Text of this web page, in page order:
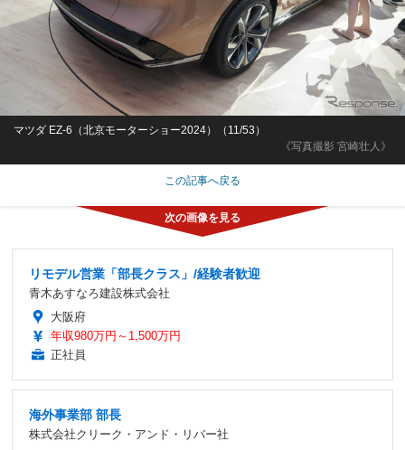
《写真撮影 宮崎壮人》
マツダ EZ-6（北京モーターショー2024）（11/53）
この記事へ戻る
リモデル営業「部長クラス」/経験者歓迎
青木あすなろ建設株式会社
大阪府
年収980万円～1,500万円
正社員
海外事業部 部長
株式会社クリーク・アンド・リバー社